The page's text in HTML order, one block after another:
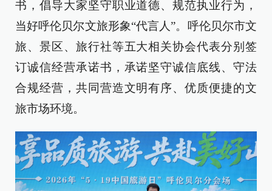
书，倡导大家坚守职业道德、规范执业行为，
当好呼伦贝尔文旅形象“代言人”。呼伦贝尔市文
旅、景区、旅行社等五大相关协会代表分别签
订诚信经营承诺书，承诺坚守诚信底线、守法
合规经营，共同营造文明有序、优质便捷的文
旅市场环境。